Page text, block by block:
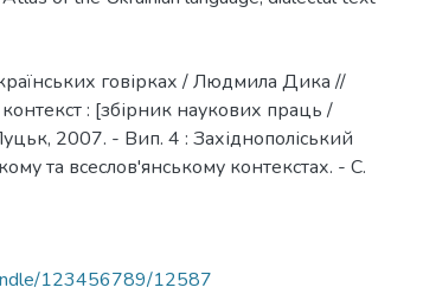
говірках / Людмила Дика //
контекст : [збірник наукових праць /
2007. - Вип. 4 : Західнополіський
та всеслов'янському контекстах. - С.
123456789/12587